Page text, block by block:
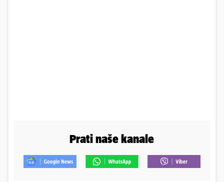
Prati naše kanale